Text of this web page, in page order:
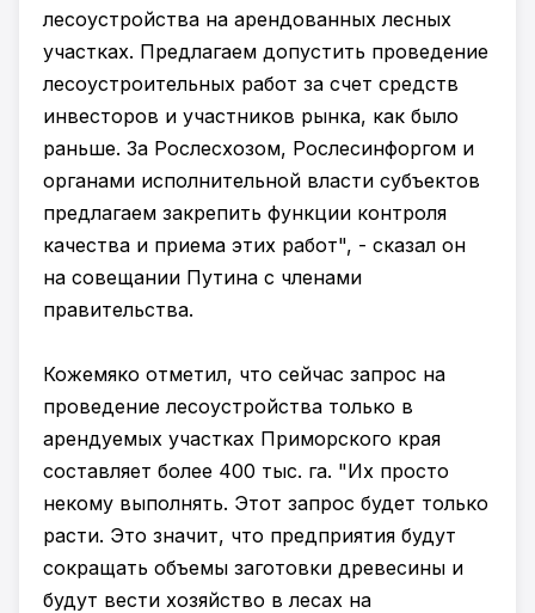
лесоустройства на арендованных лесных
участках. Предлагаем допустить проведение
лесоустроительных работ за счет средств
инвесторов и участников рынка, как было
раньше. За Рослесхозом, Рослесинфоргом и
органами исполнительной власти субъектов
предлагаем закрепить функции контроля
качества и приема этих работ", - сказал он
на совещании Путина с членами
правительства.
Кожемяко отметил, что сейчас запрос на
проведение лесоустройства только в
арендуемых участках Приморского края
составляет более 400 тыс. га. "Их просто
некому выполнять. Этот запрос будет только
расти. Это значит, что предприятия будут
сокращать объемы заготовки древесины и
будут вести хозяйство в лесах на